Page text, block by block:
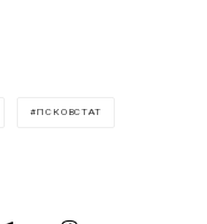
ПСКОВСТАТ